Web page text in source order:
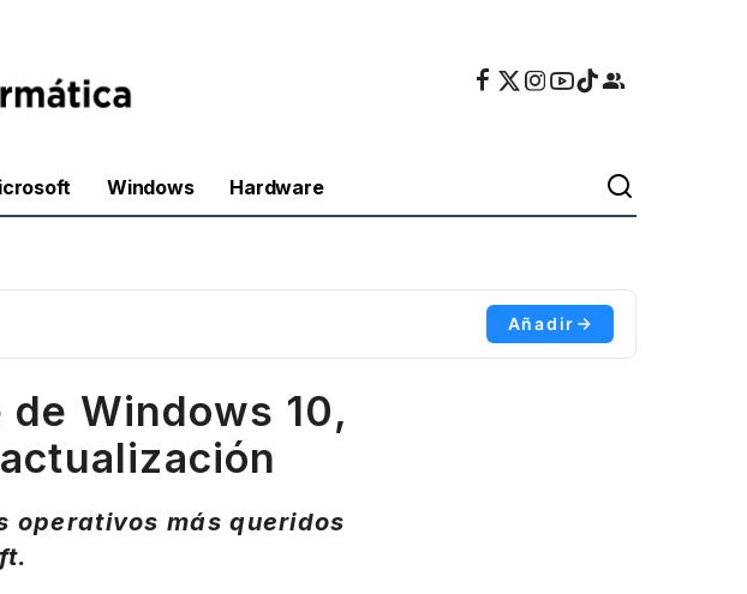
Windows Hardware
Añadir
Windows 10,
operativos más queridos